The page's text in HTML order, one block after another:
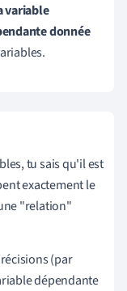
variable
donnée
tu sais qu'il est
exactement le
"relation"
(par
dépendante